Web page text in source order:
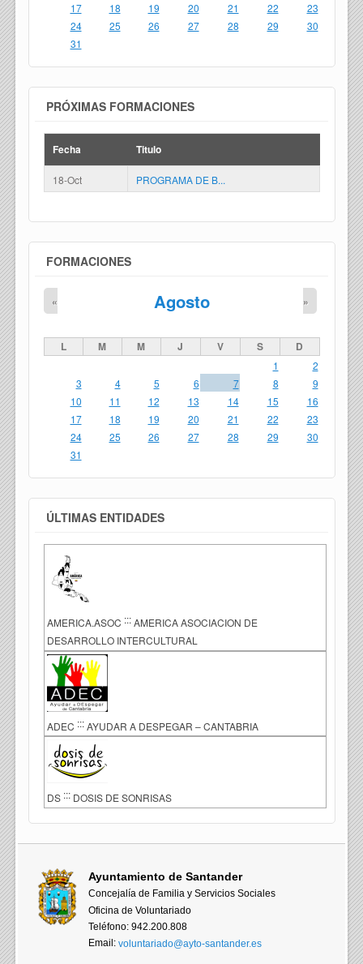
17
18 19 20 21 22
23
24
25 26 27 28 29
30
31
PRÓXIMAS FORMACIONES
Fecha Titulo
18-Oct PROGRAMA DE B...
FORMACIONES
Agosto
« »
L M M J V S D
1
2
3
4 5 6 7 8
9
10
11 12 13 14 15
16
17
18 19 20 21 22
23
24
25 26 27 28 29
30
31
ÚLTIMAS ENTIDADES
AMERICA.ASOC ::: AMERICA ASOCIACION DE
DESARROLLO INTERCULTURAL
ADEC ::: AYUDAR A DESPEGAR – CANTABRIA
DS ::: DOSIS DE SONRISAS
Ayuntamiento de Santander
Concejalía de Familia y Servicios Sociales
Oficina de Voluntariado
Teléfono: 942.200.808
Email:voluntariado@ayto-santander.es